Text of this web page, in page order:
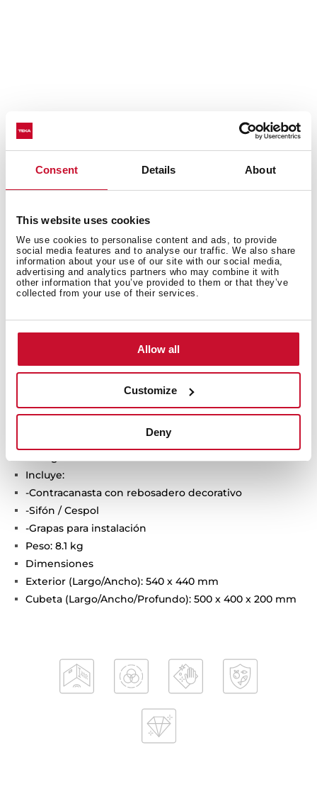
Consent Details About
This website uses cookies
We use cookies to personalise content and ads, to provide
social media features and to analyse our traffic. We also share
information about your use of our site with our social media,
advertising and analytics partners who may combine it with
other information that you’ve provided to them or that they’ve
collected from your use of their services.
Allow all
Customize
Deny
Detalles técnicos
Color: Negro resistente a decoloración
la proliferación de bacterias
Superficie de alta resistencia a impactos, choques
térmicos y altas temperaturas
Ancho de la base: > 60 cm
Incluye:
-Contracanasta con rebosadero decorativo
-Sifón / Cespol
-Grapas para instalación
Peso: 8.1 kg
Dimensiones
Exterior (Largo/Ancho): 540 x 440 mm
Cubeta (Largo/Ancho/Profundo): 500 x 400 x 200 mm